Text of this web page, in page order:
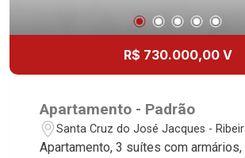
R$ 730.000,00 V
Apartamento - Padrão
Santa Cruz do José Jacques -
Apartamento, 3 suítes com armários,